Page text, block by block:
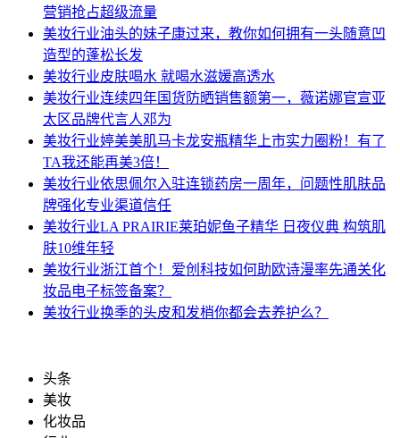
营销抢占超级流量
美妆行业油头的妹子康过来，教你如何拥有一头随意凹
造型的蓬松长发
美妆行业皮肤喝水 就喝水滋媛高透水
美妆行业连续四年国货防晒销售额第一，薇诺娜官宣亚
太区品牌代言人邓为
美妆行业婷美美肌马卡龙安瓶精华上市实力圈粉！有了
TA我还能再美3倍！
美妆行业依思佩尔入驻连锁药房一周年，问题性肌肤品
牌强化专业渠道信任
美妆行业LA PRAIRIE莱珀妮鱼子精华 日夜仪典 构筑肌
肤10维年轻
美妆行业浙江首个！爱创科技如何助欧诗漫率先通关化
妆品电子标签备案？
美妆行业换季的头皮和发梢你都会去养护么？
头条
美妆
化妆品